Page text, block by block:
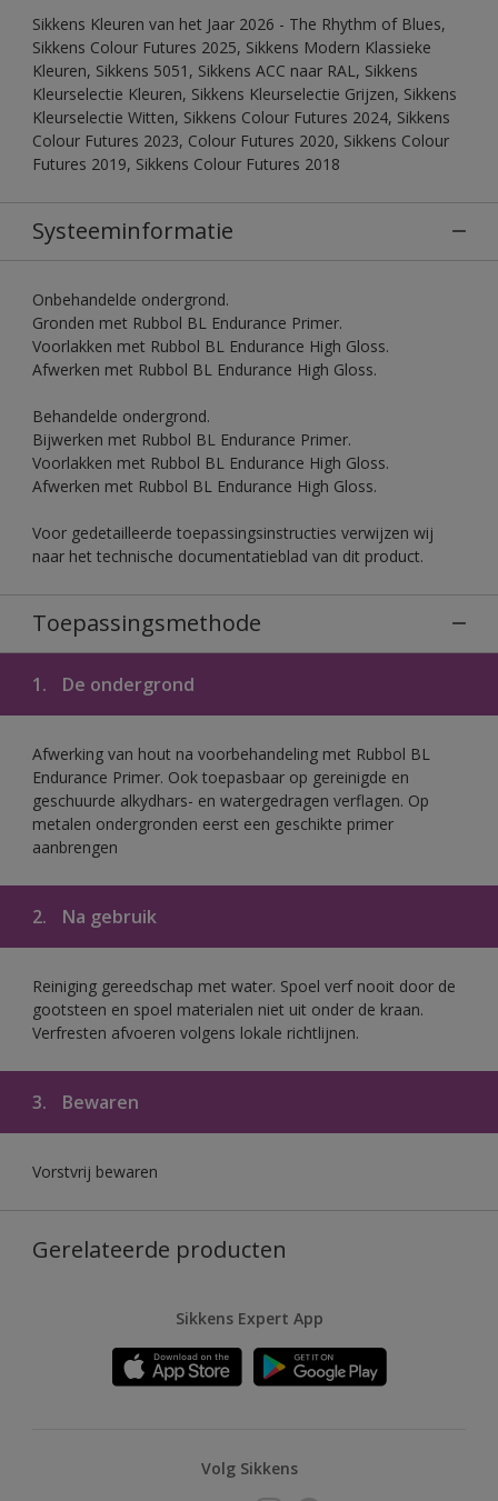
Sikkens Kleuren van het Jaar 2026 - The Rhythm of Blues,
Sikkens Colour Futures 2025, Sikkens Modern Klassieke
Kleuren, Sikkens 5051, Sikkens ACC naar RAL, Sikkens
Kleurselectie Kleuren, Sikkens Kleurselectie Grijzen, Sikkens
Kleurselectie Witten, Sikkens Colour Futures 2024, Sikkens
Colour Futures 2023, Colour Futures 2020, Sikkens Colour
Futures 2019, Sikkens Colour Futures 2018
Systeeminformatie
Onbehandelde ondergrond.
Gronden met Rubbol BL Endurance Primer.
Voorlakken met Rubbol BL Endurance High Gloss.
Afwerken met Rubbol BL Endurance High Gloss.
Behandelde ondergrond.
Bijwerken met Rubbol BL Endurance Primer.
Voorlakken met Rubbol BL Endurance High Gloss.
Afwerken met Rubbol BL Endurance High Gloss.
Voor gedetailleerde toepassingsinstructies verwijzen wij
naar het technische documentatieblad van dit product.
Toepassingsmethode
1. De ondergrond
Afwerking van hout na voorbehandeling met Rubbol BL
Endurance Primer. Ook toepasbaar op gereinigde en
geschuurde alkydhars- en watergedragen verflagen. Op
metalen ondergronden eerst een geschikte primer
aanbrengen
2. Na gebruik
Reiniging gereedschap met water. Spoel verf nooit door de
gootsteen en spoel materialen niet uit onder de kraan.
Verfresten afvoeren volgens lokale richtlijnen.
3. Bewaren
Vorstvrij bewaren
Gerelateerde producten
Sikkens Expert App
Volg Sikkens